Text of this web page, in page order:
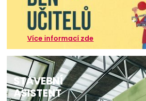
Více informací zde
STAVEBNÍ
ASISTENT